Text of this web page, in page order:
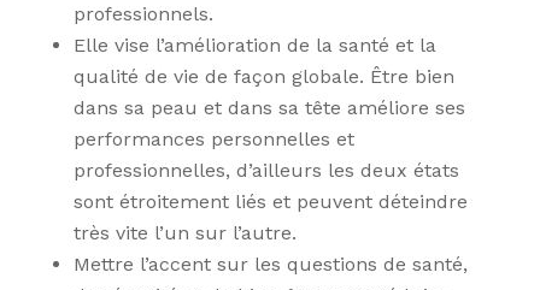
professionnels.
Elle vise l’amélioration de la santé et la
qualité de vie de façon globale. Être bien
dans sa peau et dans sa tête améliore ses
performances personnelles et
professionnelles, d’ailleurs les deux états
sont étroitement liés et peuvent déteindre
très vite l’un sur l’autre.
Mettre l’accent sur les questions de santé,